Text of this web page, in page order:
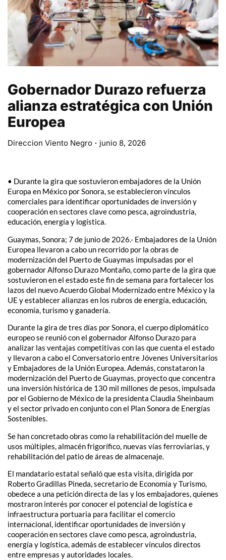
Gobernador Durazo refuerza
alianza estratégica con Unión
Europea
Direccion Viento Negro junio 8, 2026
•⁠ ⁠Durante la gira que sostuvieron embajadores de la Unión
Europa en México por Sonora, se establecieron vínculos
comerciales para identificar oportunidades de inversión y
cooperación en sectores clave como pesca, agroindustria,
educación, energía y logística.
Guaymas, Sonora; 7 de junio de 2026.- Embajadores de la Unión
Europea llevaron a cabo un recorrido por la obras de
modernización del Puerto de Guaymas impulsadas por el
gobernador Alfonso Durazo Montaño, como parte de la gira que
sostuvieron en el estado este fin de semana para fortalecer los
lazos del nuevo Acuerdo Global Modernizado entre México y la
UE y establecer alianzas en los rubros de energía, educación,
economía, turismo y ganadería.
Durante la gira de tres días por Sonora, el cuerpo diplomático
europeo se reunió con el gobernador Alfonso Durazo para
analizar las ventajas competitivas con las que cuenta el estado
y llevaron a cabo el Conversatorio entre Jóvenes Universitarios
y Embajadores de la Unión Europea. Además, constataron la
modernización del Puerto de Guaymas, proyecto que concentra
una inversión histórica de 130 mil millones de pesos, impulsada
por el Gobierno de México de la presidenta Claudia Sheinbaum
y el sector privado en conjunto con el Plan Sonora de Energías
Sostenibles.
Se han concretado obras como la rehabilitación del muelle de
usos múltiples, almacén frigorífico, nuevas vías ferroviarias, y
rehabilitación del patio de áreas de almacenaje.
El mandatario estatal señaló que esta visita, dirigida por
Roberto Gradillas Pineda, secretario de Economía y Turismo,
obedece a una petición directa de las y los embajadores, quienes
mostraron interés por conocer el potencial de logística e
infraestructura portuaria para facilitar el comercio
internacional, identificar oportunidades de inversión y
cooperación en sectores clave como pesca, agroindustria,
energía y logística, además de establecer vínculos directos
entre empresas y autoridades locales.